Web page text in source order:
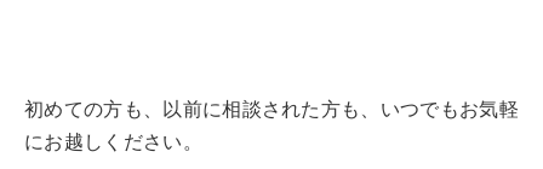
初めての方も、以前に相談された方も、いつでもお気軽
にお越しください。